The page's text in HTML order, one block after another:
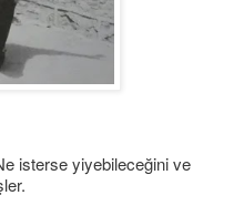
isterse yiyebileceğini ve